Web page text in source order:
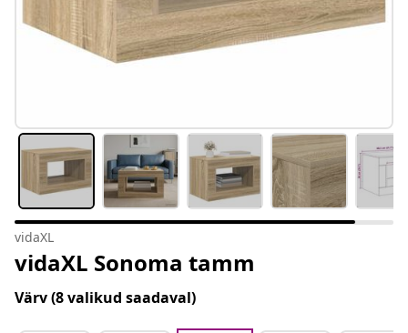
vidaXL
vidaXL Sonoma tamm
Värv(8 valikud saadaval)